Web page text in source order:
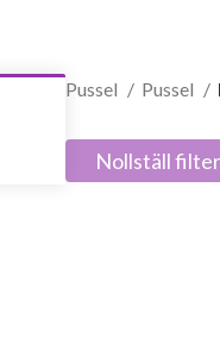
Pussel Pussel
Nollställ filter